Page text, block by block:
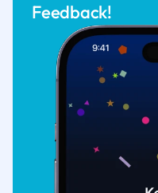
Feedback!